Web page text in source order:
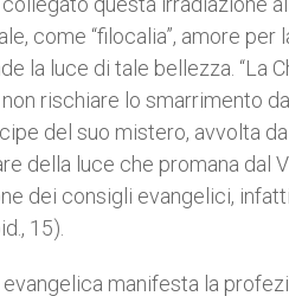
come “filocalia”, amore
la luce di tale bellezza. “La
rischiare lo smarrimento
del suo mistero, avvolta
della luce che promana
dei consigli evangelici,
15).
evangelica manifesta la